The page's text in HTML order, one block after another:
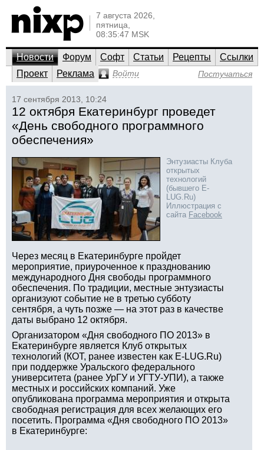
7 августа 2026,
пятница,
08:35:47 MSK
Новости Форум Софт Статьи Рецепты
Ссылки
Проект
Реклама Войти Постучаться
17 сентября 2013, 10:24
12 октября Екатеринбург проведет
«День свободного программного
обеспечения»
Энтузиасты Клуба
открытых
технологий
(бывшего E-
LUG.Ru)
Иллюстрация с
сайта Facebook
Через месяц в Екатеринбурге пройдет
мероприятие, приуроченное к празднованию
международного Дня свободы программного
обеспечения. По традиции, местные энтузиасты
организуют событие не в третью субботу
сентября, а чуть позже — на этот раз в качестве
даты выбрано 12 октября.
Организатором «Дня свободного ПО 2013» в
Екатеринбурге является Клуб открытых
технологий (КОТ, ранее известен как E-LUG.Ru)
при поддержке Уральского федерального
университета (ранее УрГУ и УГТУ-УПИ), а также
местных и российских компаний. Уже
опубликована программа мероприятия и открыта
свободная регистрация для всех желающих его
посетить. Программа «Дня свободного ПО 2013»
в Екатеринбурге: